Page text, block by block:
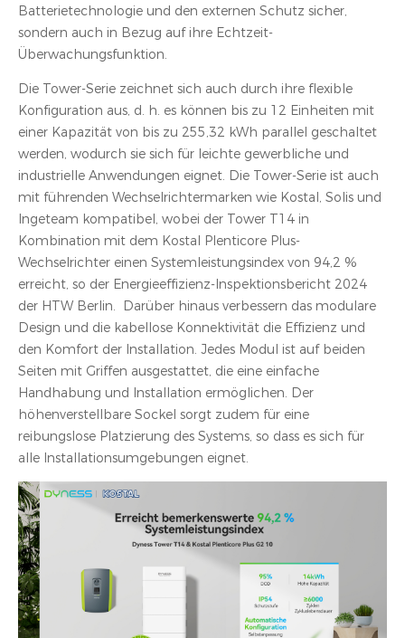
Batterietechnologie und den externen Schutz sicher,
sondern auch in Bezug auf ihre Echtzeit-
Überwachungsfunktion.
Die Tower-Serie zeichnet sich auch durch ihre flexible
Konfiguration aus, d. h. es können bis zu 12 Einheiten mit
einer Kapazität von bis zu 255,32 kWh parallel geschaltet
werden, wodurch sie sich für leichte gewerbliche und
industrielle Anwendungen eignet. Die Tower-Serie ist auch
mit führenden Wechselrichtermarken wie Kostal, Solis und
Ingeteam kompatibel, wobei der Tower T14 in
Kombination mit dem Kostal Plenticore Plus-
Wechselrichter einen Systemleistungsindex von 94,2 %
erreicht, so der Energieeffizienz-Inspektionsbericht 2024
der HTW Berlin. Darüber hinaus verbessern das modulare
Design und die kabellose Konnektivität die Effizienz und
den Komfort der Installation. Jedes Modul ist auf beiden
Seiten mit Griffen ausgestattet, die eine einfache
Handhabung und Installation ermöglichen. Der
höhenverstellbare Sockel sorgt zudem für eine
reibungslose Platzierung des Systems, so dass es sich für
alle Installationsumgebungen eignet.